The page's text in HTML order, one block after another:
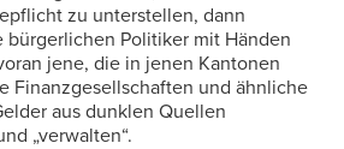
zu unterstellen, dann
bürgerlichen Politiker mit Händen
jene, die in jenen Kantonen
Finanzgesellschaften und ähnliche
aus dunklen Quellen
„verwalten“.